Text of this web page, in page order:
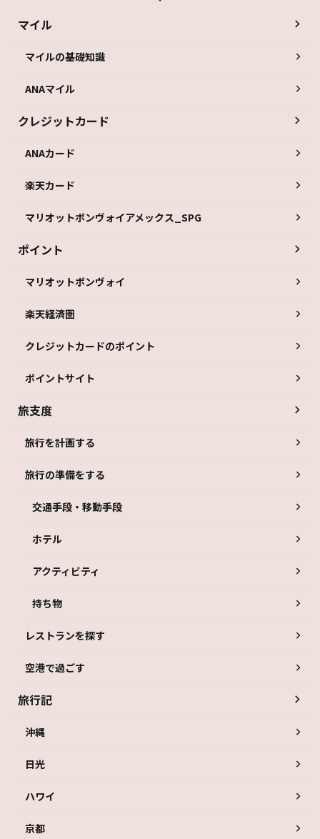
マイル
マイルの基礎知識
ANAマイル
クレジットカード
ANAカード
楽天カード
マリオットボンヴォイアメックス_SPG
ポイント
マリオットボンヴォイ
楽天経済圏
クレジットカードのポイント
ポイントサイト
旅支度
旅行を計画する
旅行の準備をする
交通手段・移動手段
ホテル
アクティビティ
持ち物
レストランを探す
空港で過ごす
旅行記
沖縄
日光
ハワイ
京都